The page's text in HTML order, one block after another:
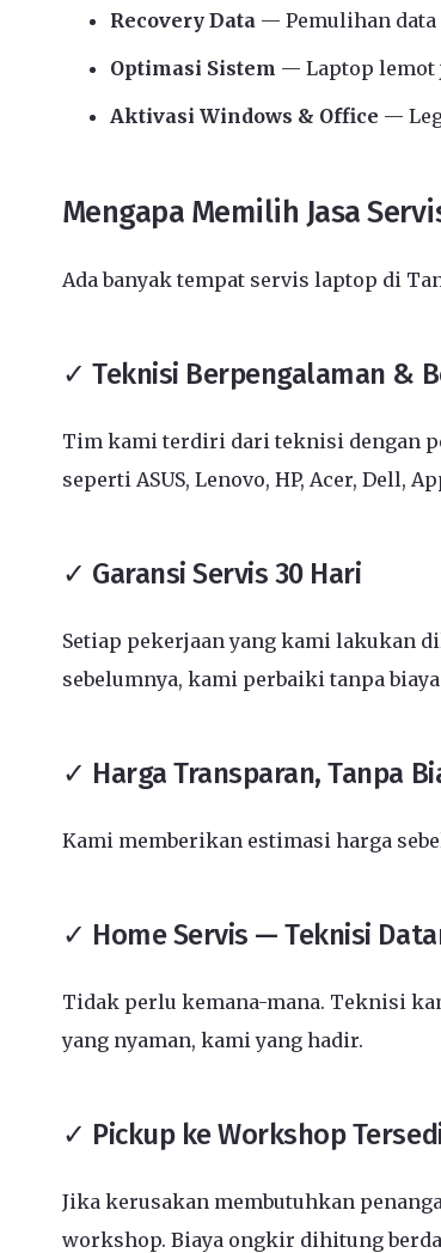
Recovery Data — Pemulihan data
Optimasi Sistem — Laptop lemot
Aktivasi Windows & Office —
Mengapa Memilih Jasa
Ada banyak tempat servis laptop di
✓ Teknisi Berpengalaman &
Tim kami terdiri dari teknisi dengan
seperti ASUS, Lenovo, HP, Acer, Dell,
✓ Garansi Servis 30 Hari
Setiap pekerjaan yang kami lakukan
sebelumnya, kami perbaiki tanpa
✓ Harga Transparan, Tanpa
Kami memberikan estimasi harga
✓ Home Servis — Teknisi
Tidak perlu kemana-mana. Teknisi
yang nyaman, kami yang hadir.
✓ Pickup ke Workshop
Jika kerusakan membutuhkan
workshop. Biaya ongkir dihitung